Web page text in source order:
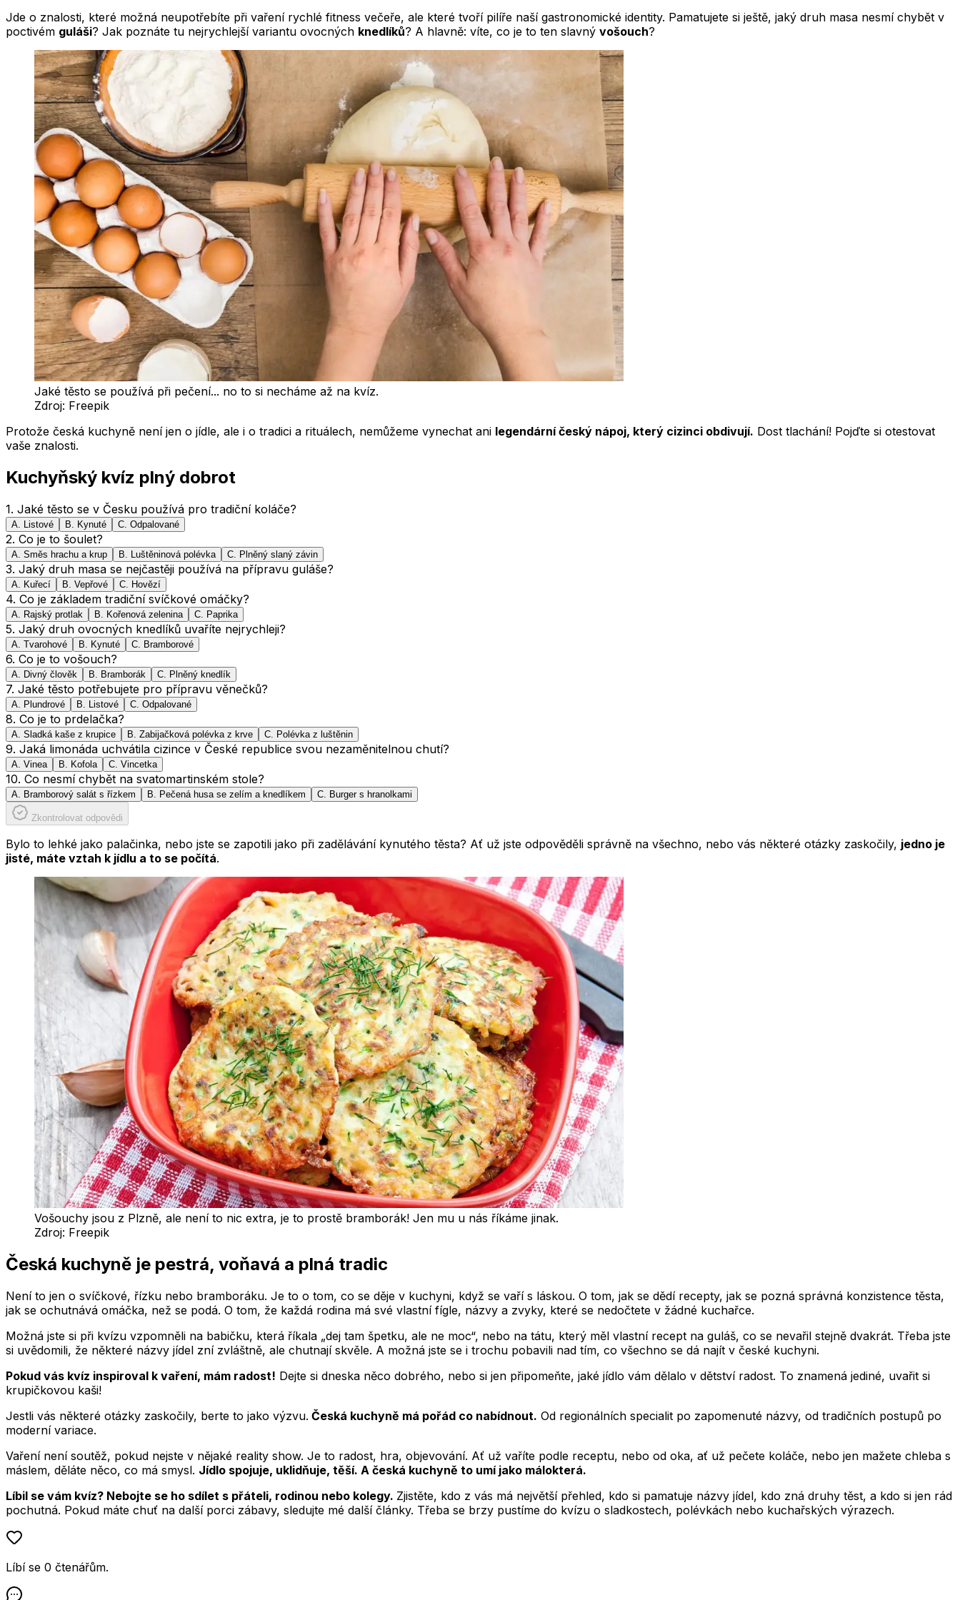
Jde o znalosti, které možná neupotřebíte při vaření rychlé fitness večeře, ale které tvoří pilíře naší gastronomické identity. Pamatujete si ještě, jaký druh masa nesmí chybět v
poctivém guláši? Jak poznáte tu nejrychlejší variantu ovocných knedlíků? A hlavně: víte, co je to ten slavný vošouch?
Jaké těsto se používá při pečení... no to si necháme až na kvíz.
Zdroj: Freepik
Protože česká kuchyně není jen o jídle, ale i o tradici a rituálech, nemůžeme vynechat ani legendární český nápoj, který cizinci obdivují. Dost tlachání! Pojďte si otestovat
vaše znalosti.
Kuchyňský kvíz plný dobrot
1. Jaké těsto se v Česku používá pro tradiční koláče?
A. Listové B. Kynuté C. Odpalované
2. Co je to šoulet?
A. Směs hrachu a krup B. Luštěninová polévka C. Plněný slaný závin
3. Jaký druh masa se nejčastěji používá na přípravu guláše?
A. Kuřecí B. Vepřové C. Hovězí
4. Co je základem tradiční svíčkové omáčky?
A. Rajský protlak B. Kořenová zelenina C. Paprika
5. Jaký druh ovocných knedlíků uvaříte nejrychleji?
A. Tvarohové B. Kynuté C. Bramborové
6. Co je to vošouch?
A. Divný člověk B. Bramborák C. Plněný knedlík
7. Jaké těsto potřebujete pro přípravu věnečků?
A. Plundrové B. Listové C. Odpalované
8. Co je to prdelačka?
A. Sladká kaše z krupice B. Zabijačková polévka z krve C. Polévka z luštěnin
9. Jaká limonáda uchvátila cizince v České republice svou nezaměnitelnou chutí?
A. Vinea B. Kofola C. Vincetka
10. Co nesmí chybět na svatomartinském stole?
A. Bramborový salát s řízkem B. Pečená husa se zelím a knedlíkem C. Burger s hranolkami
Zkontrolovat odpovědi
Bylo to lehké jako palačinka, nebo jste se zapotili jako při zadělávání kynutého těsta? Ať už jste odpověděli správně na všechno, nebo vás některé otázky zaskočily, jedno je
jisté, máte vztah k jídlu a to se počítá.
Vošouchy jsou z Plzně, ale není to nic extra, je to prostě bramborák! Jen mu u nás říkáme jinak.
Zdroj: Freepik
Česká kuchyně je pestrá, voňavá a plná tradic
Není to jen o svíčkové, řízku nebo bramboráku. Je to o tom, co se děje v kuchyni, když se vaří s láskou. O tom, jak se dědí recepty, jak se pozná správná konzistence těsta,
jak se ochutnává omáčka, než se podá. O tom, že každá rodina má své vlastní fígle, názvy a zvyky, které se nedočtete v žádné kuchařce.
Možná jste si při kvízu vzpomněli na babičku, která říkala „dej tam špetku, ale ne moc“, nebo na tátu, který měl vlastní recept na guláš, co se nevařil stejně dvakrát. Třeba jste
si uvědomili, že některé názvy jídel zní zvláštně, ale chutnají skvěle. A možná jste se i trochu pobavili nad tím, co všechno se dá najít v české kuchyni.
Pokud vás kvíz inspiroval k vaření, mám radost! Dejte si dneska něco dobrého, nebo si jen připomeňte, jaké jídlo vám dělalo v dětství radost. To znamená jediné, uvařit si
krupičkovou kaši!
Jestli vás některé otázky zaskočily, berte to jako výzvu. Česká kuchyně má pořád co nabídnout. Od regionálních specialit po zapomenuté názvy, od tradičních postupů po
moderní variace.
Vaření není soutěž, pokud nejste v nějaké reality show. Je to radost, hra, objevování. Ať už vaříte podle receptu, nebo od oka, ať už pečete koláče, nebo jen mažete chleba s
máslem, děláte něco, co má smysl. Jídlo spojuje, uklidňuje, těší. A česká kuchyně to umí jako málokterá.
Líbil se vám kvíz? Nebojte se ho sdílet s přáteli, rodinou nebo kolegy. Zjistěte, kdo z vás má největší přehled, kdo si pamatuje názvy jídel, kdo zná druhy těst, a kdo si jen rád
pochutná. Pokud máte chuť na další porci zábavy, sledujte mé další články. Třeba se brzy pustíme do kvízu o sladkostech, polévkách nebo kuchařských výrazech.
Líbí se 0 čtenářům.